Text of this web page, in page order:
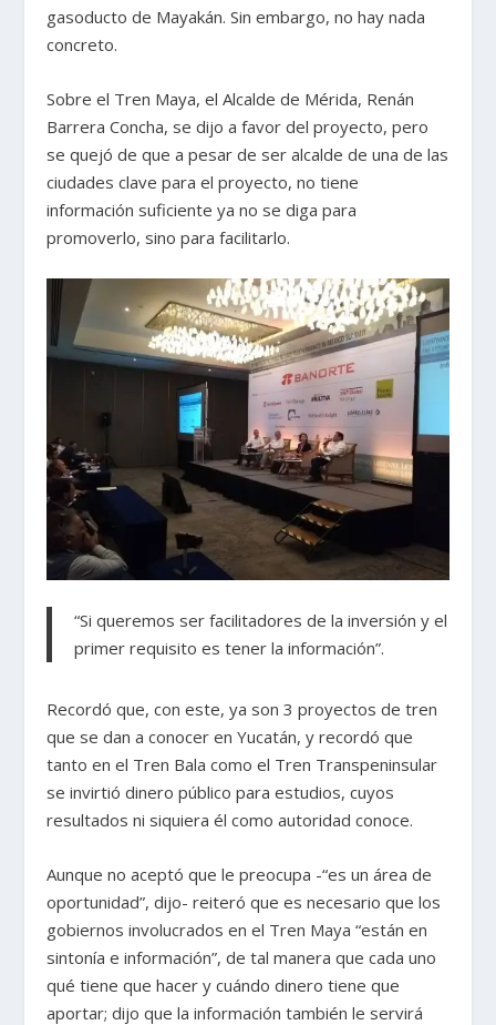
gasoducto de Mayakán. Sin embargo, no hay nada
concreto.
Sobre el Tren Maya, el Alcalde de Mérida, Renán
Barrera Concha, se dijo a favor del proyecto, pero
se quejó de que a pesar de ser alcalde de una de las
ciudades clave para el proyecto, no tiene
información suficiente ya no se diga para
promoverlo, sino para facilitarlo.
“Si queremos ser facilitadores de la inversión y el
primer requisito es tener la información”.
Recordó que, con este, ya son 3 proyectos de tren
que se dan a conocer en Yucatán, y recordó que
tanto en el Tren Bala como el Tren Transpeninsular
se invirtió dinero público para estudios, cuyos
resultados ni siquiera él como autoridad conoce.
Aunque no aceptó que le preocupa -“es un área de
oportunidad”, dijo- reiteró que es necesario que los
gobiernos involucrados en el Tren Maya “están en
sintonía e información”, de tal manera que cada uno
qué tiene que hacer y cuándo dinero tiene que
aportar; dijo que la información también le servirá